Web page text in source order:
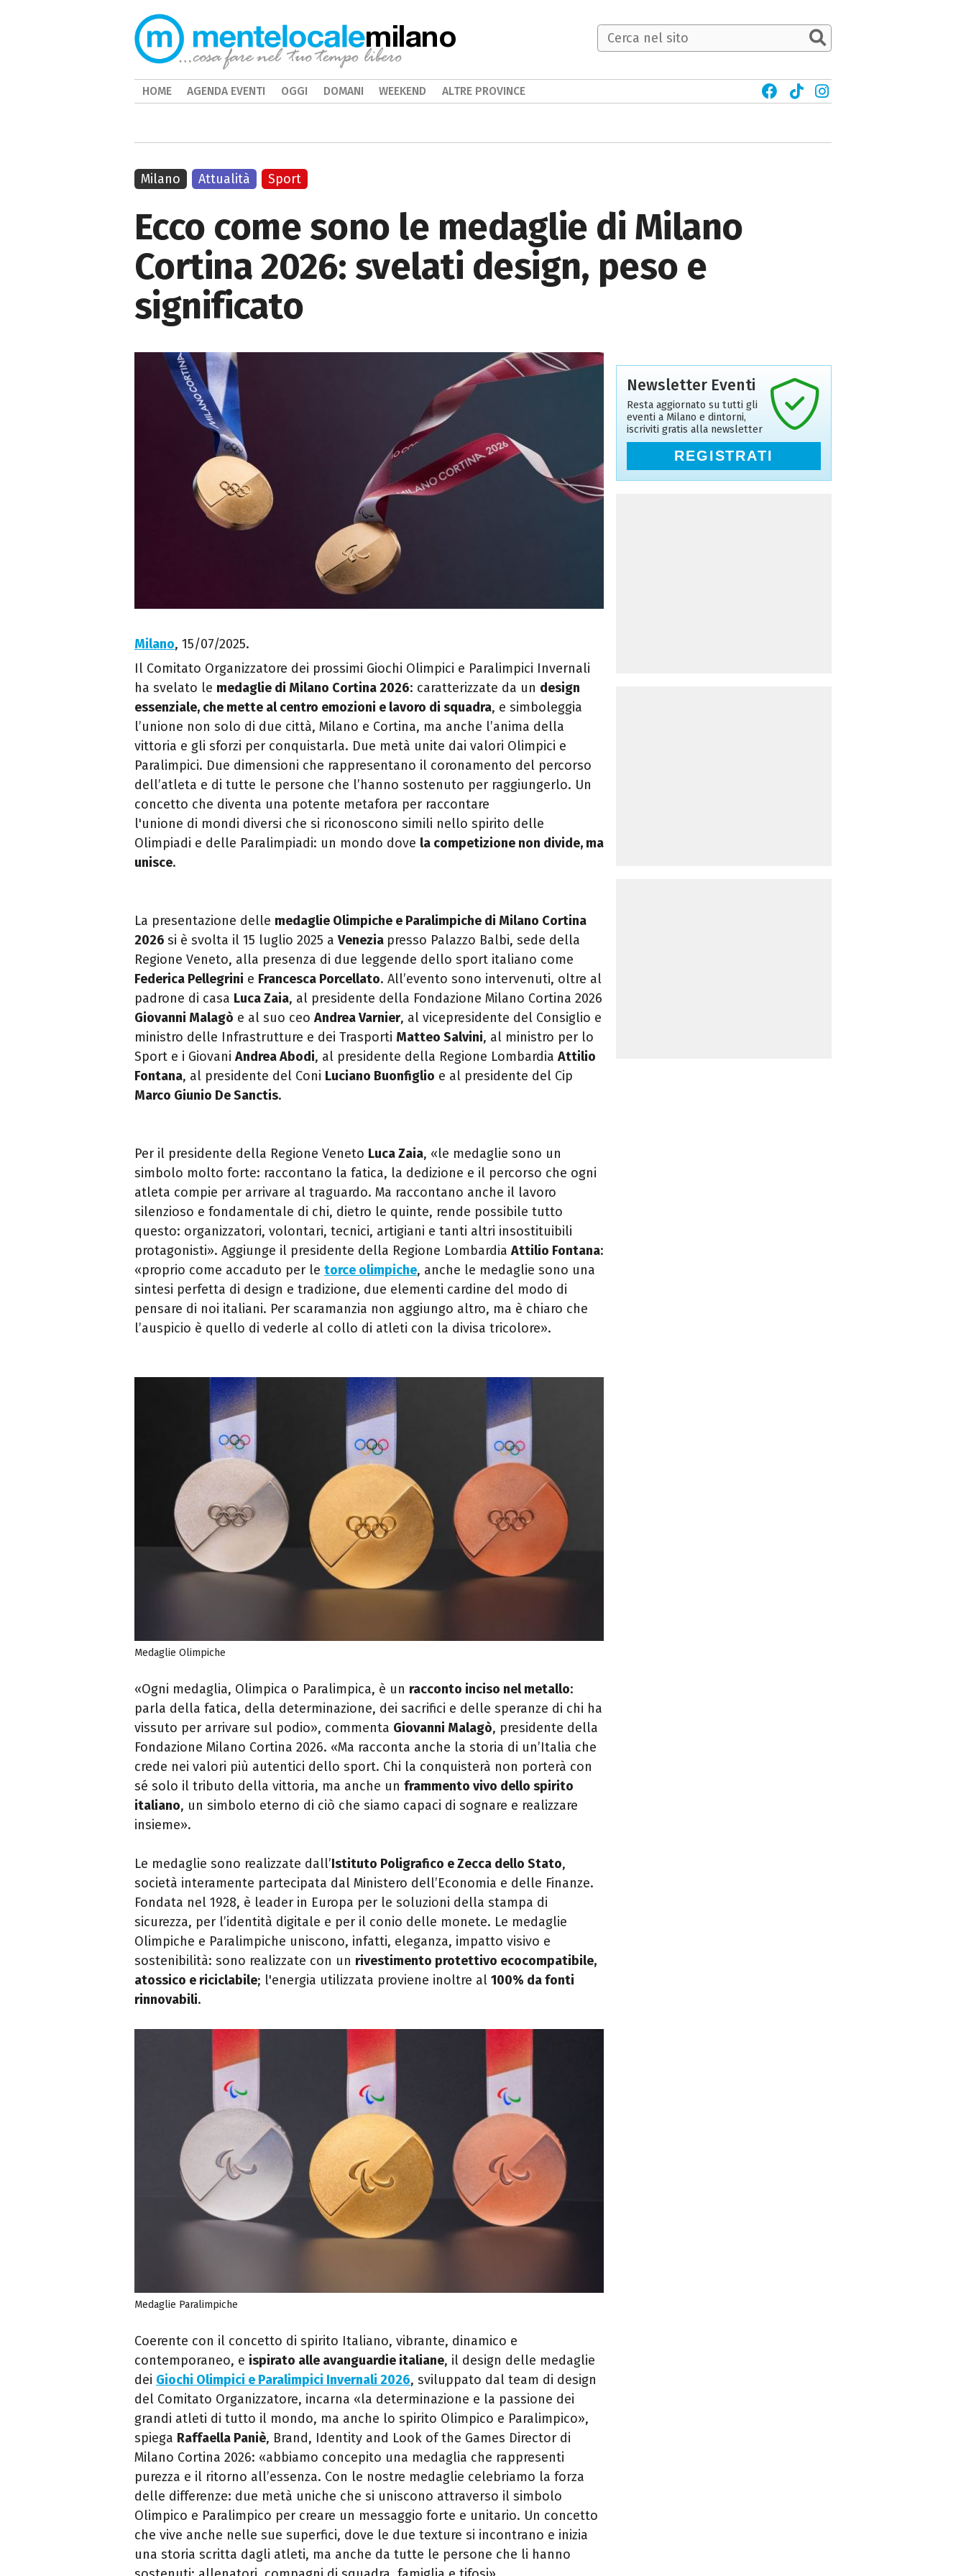
Ecco come sono le medaglie di Milano
Cortina 2026: svelati design, peso e
significato
Milano, 15/07/2025.
Il Comitato Organizzatore dei prossimi Giochi Olimpici e Paralimpici Invernali
ha svelato le medaglie di Milano Cortina 2026: caratterizzate da un design
essenziale, che mette al centro emozioni e lavoro di squadra, e simboleggia
l’unione non solo di due città, Milano e Cortina, ma anche l’anima della
vittoria e gli sforzi per conquistarla. Due metà unite dai valori Olimpici e
Paralimpici. Due dimensioni che rappresentano il coronamento del percorso
dell’atleta e di tutte le persone che l’hanno sostenuto per raggiungerlo. Un
concetto che diventa una potente metafora per raccontare
l'unione di mondi diversi che si riconoscono simili nello spirito delle
Olimpiadi e delle Paralimpiadi: un mondo dove la competizione non divide, ma
unisce.
La presentazione delle medaglie Olimpiche e Paralimpiche di Milano Cortina
2026 si è svolta il 15 luglio 2025 a Venezia presso Palazzo Balbi, sede della
Regione Veneto, alla presenza di due leggende dello sport italiano come
Federica Pellegrini e Francesca Porcellato. All’evento sono intervenuti, oltre al
padrone di casa Luca Zaia, al presidente della Fondazione Milano Cortina 2026
Giovanni Malagò e al suo ceo Andrea Varnier, al vicepresidente del Consiglio e
ministro delle Infrastrutture e dei Trasporti Matteo Salvini, al ministro per lo
Sport e i Giovani AndreaAbodi, al presidente della Regione Lombardia Attilio
Fontana, al presidente del Coni Luciano Buonfiglio e al presidente del Cip
Marco Giunio De Sanctis.
Per il presidente della Regione Veneto Luca Zaia, «le medaglie sono un
simbolo molto forte: raccontano la fatica, la dedizione e il percorso che ogni
atleta compie per arrivare al traguardo. Ma raccontano anche il lavoro
silenzioso e fondamentale di chi, dietro le quinte, rende possibile tutto
questo: organizzatori, volontari, tecnici, artigiani e tanti altri insostituibili
protagonisti». Aggiunge il presidente della Regione Lombardia Attilio Fontana:
«proprio come accaduto per le torce olimpiche, anche le medaglie sono una
sintesi perfetta di design e tradizione, due elementi cardine del modo di
pensare di noi italiani. Per scaramanzia non aggiungo altro, ma è chiaro che
l’auspicio è quello di vederle al collo di atleti con la divisa tricolore».
Medaglie Olimpiche
«Ogni medaglia, Olimpica o Paralimpica, è un racconto inciso nel metallo:
parla della fatica, della determinazione, dei sacrifici e delle speranze di chi ha
vissuto per arrivare sul podio», commenta Giovanni Malagò, presidente della
Fondazione Milano Cortina 2026. «Ma racconta anche la storia di un’Italia che
crede nei valori più autentici dello sport. Chi la conquisterà non porterà con
sé solo il tributo della vittoria, ma anche un frammento vivo dello spirito
italiano, un simbolo eterno di ciò che siamo capaci di sognare e realizzare
insieme».
Le medaglie sono realizzate dall’Istituto Poligrafico e Zecca dello Stato,
società interamente partecipata dal Ministero dell’Economia e delle Finanze.
Fondata nel 1928, è leader in Europa per le soluzioni della stampa di
sicurezza, per l’identità digitale e per il conio delle monete. Le medaglie
Olimpiche e Paralimpiche uniscono, infatti, eleganza, impatto visivo e
sostenibilità: sono realizzate con un rivestimento protettivo ecocompatibile,
atossico e riciclabile; l'energia utilizzata proviene inoltre al 100% da fonti
rinnovabili.
Medaglie Paralimpiche
Coerente con il concetto di spirito Italiano, vibrante, dinamico e
contemporaneo, e ispirato alle avanguardie italiane, il design delle medaglie
dei Giochi Olimpici e Paralimpici Invernali 2026, sviluppato dal team di design
del Comitato Organizzatore, incarna «la determinazione e la passione dei
grandi atleti di tutto il mondo, ma anche lo spirito Olimpico e Paralimpico»,
spiega Raffaella Paniè, Brand, Identity and Look of the Games Director di
Milano Cortina 2026: «abbiamo concepito una medaglia che rappresenti
purezza e il ritorno all’essenza. Con le nostre medaglie celebriamo la forza
delle differenze: due metà uniche che si uniscono attraverso il simbolo
Olimpico e Paralimpico per creare un messaggio forte e unitario. Un concetto
che vive anche nelle sue superfici, dove le due texture si incontrano e inizia
una storia scritta dagli atleti, ma anche da tutte le persone che li hanno
Milano Attualità Sport
Newsletter Eventi
Resta aggiornato su tutti gli
eventi a Milano e dintorni,
iscriviti gratis alla newsletter
REGISTRATI
milano
HOME AGENDA EVENTI OGGI DOMANI WEEKEND ALTRE PROVINCE